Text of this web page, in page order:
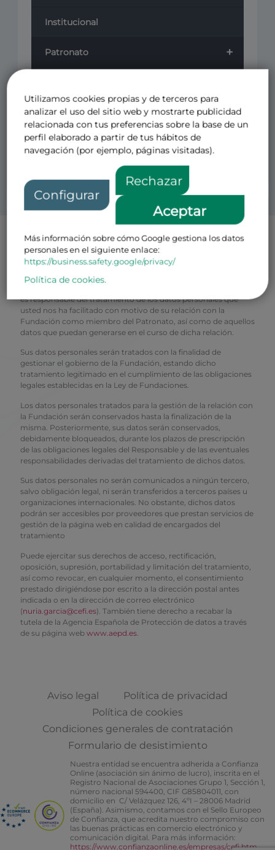
Institucional
+
Patronato
+
Revistas
Otros
Política de Privacidad Patronos
El CENTRO DE ESTUDIOS PARA EL FOMENTO DE LA
INVESTIGACION CEFI FUNDACION PRIVADA con N.I.F
número G-08793499 y domicilio en Avenida de Pio XII, 49 Loft 1,
es responsable del tratamiento de los datos personales que
usted nos ha facilitado con motivo de su relación con la
Fundación como miembro del Patronato, así como de aquellos
datos que puedan generarse en el curso de dicha relación.
Sus datos personales serán tratados con la finalidad de
gestionar el gobierno de la Fundación, estando dicho
tratamiento legitimado en el cumplimiento de las obligaciones
legales establecidas en la Ley de Fundaciones.
Los datos personales tratados para la gestión de la relación con
la Fundación serán conservados hasta la finalización de la
misma. Posteriormente, sus datos serán conservados,
debidamente bloqueados, durante los plazos de prescripción
de las obligaciones legales del Responsable y de las eventuales
responsabilidades derivadas del tratamiento de dichos datos.
Sus datos personales no serán comunicados a ningún tercero,
salvo obligación legal, ni serán transferidos a terceros países u
organizaciones internacionales. No obstante, dichos datos
podrán ser accesibles por proveedores que prestan servicios de
gestión de la página web en calidad de encargados del
tratamiento
Puede ejercitar sus derechos de acceso, rectificación,
oposición, supresión, portabilidad y limitación del tratamiento,
así como revocar, en cualquier momento, el consentimiento
prestado dirigiéndose por escrito a la dirección postal antes
indicada o en la dirección de correo electrónico
(nuria.garcia@cefi.es). También tiene derecho a recabar la
tutela de la Agencia Española de Protección de datos a través
de su página web www.aepd.es
Aviso legal
Política de privacidad
Política de cookies
Condiciones generales de contratación
Formulario de desistimiento
Nuestra entidad se encuentra adherida a Confianza
Online (asociación sin ánimo de lucro), inscrita en el
Registro Nacional de Asociaciones Grupo 1, Sección 1,
número nacional 594400, CIF G85804011, con
domicilio en C/ Velázquez 126, 4ºI – 28006 Madrid
(España). Asimismo, contamos con el Sello Europeo
de Confianza, que acredita nuestro compromiso con
las buenas prácticas en comercio electrónico y
comunicación digital. Para más información:
https://www.confianzaonline.es/empresas/cefi.htm
Utilizamos cookies propias y de terceros para
analizar el uso del sitio web y mostrarte publicidad
relacionada con tus preferencias sobre la base de un
perfil elaborado a partir de tus hábitos de
navegación (por ejemplo, páginas visitadas).
Configurar
Rechazar
Aceptar
Más información sobre cómo Google gestiona los datos
personales en el siguiente enlace:
https://business.safety.google/privacy/
Política de cookies.